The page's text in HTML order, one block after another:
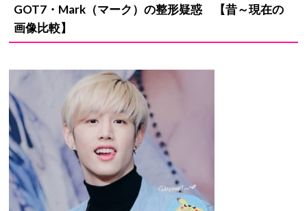
GOT7・Mark（マーク） の整形疑惑
【昔～現在の
画像比較】